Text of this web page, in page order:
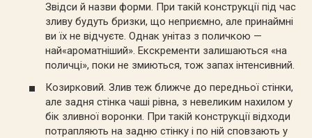
Звідси й назви форми. При такій конструкції під час
зливу будуть бризки, що неприємно, але принаймні
ви їх не відчуєте. Однак унітаз з поличкою —
най«ароматніший». Екскременти залишаються «на
поличці», поки не змиються, тож запах інтенсивний.
Козирковий. Злив теж ближче до передньої стінки,
але задня стінка чаші рівна, з невеликим нахилом у
бік зливної воронки. При такій конструкції відходи
потрапляють на задню стінку і по ній сповзають у